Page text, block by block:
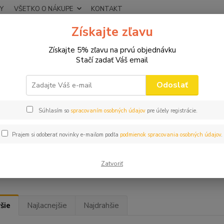
VŠETKO O NÁKUPE KONTAKT
DARČEKY PRE ŽENY
PRE ŽENY
TIPY NA DARČEKY
žena sa poteší keď dostane darček. My vám ponúkame
podľa veku a záujmu obdarovanej. Najviac predávané
Najlacnejšie Najdrahšie
Získajte zľavu
Získajte 5% zľavu na prvú objednávku
Stačí zadať Váš email
Odoslať
Súhlasím so spracovaním osobných údajov pre účely registrácie.
Prajem si odoberať novinky e-mailom podľa podmienok spracovania osobných údajov.
Zatvoriť